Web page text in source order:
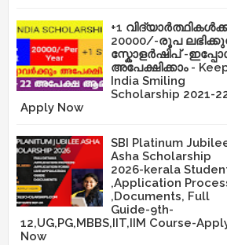
+1
20000/-രൂപ
സ്കോളർഷിപ് -
അപേക്ഷിക്കാം -
India Smiling
Scholarship 2021-
Apply Now
SBI Platinum
Asha Scholarship
2026-kerala
,Application
,Documents, Full
Guide-9th-
12,UG,PG,MBBS,IIT,IIM Course-
Now